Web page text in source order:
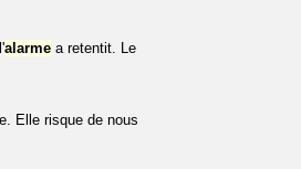
alarme a retentit. Le
Elle risque de nous